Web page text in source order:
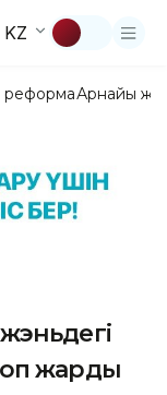
KZ
реформаАрнайы
жарды